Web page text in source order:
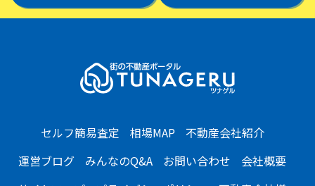
セルフ簡易査定 相場MAP
不動産会社紹介
運営ブログ
みんなのQ&A お問い合わせ
会社概要